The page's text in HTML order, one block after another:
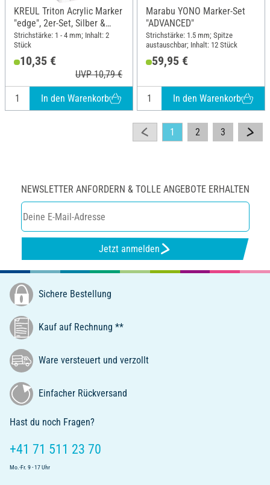
KREUL Triton Acrylic Marker
"edge", 2er-Set, Silber &
Gold
Strichstärke: 1 - 4 mm; Inhalt: 2
Stück
10,35 €
UVP 10,79 €
In den Warenkorb
Marabu YONO Marker-Set
"ADVANCED"
Strichstärke: 1.5 mm; Spitze
austauschbar; Inhalt: 12 Stück
59,95 €
In den Warenkorb
1 2 3
NEWSLETTER ANFORDERN & TOLLE ANGEBOTE ERHALTEN
Jetzt anmelden
Sichere Bestellung
Kauf auf Rechnung **
Ware versteuert und verzollt
Einfacher Rückversand
Hast du noch Fragen?
+41 71 511 23 70
Mo.-Fr. 9 - 17 Uhr